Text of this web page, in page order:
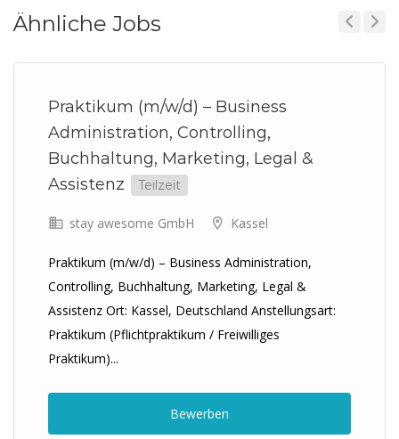
Ähnliche Jobs
Praktikum (m/w/d) – Business
Administration, Controlling,
Buchhaltung, Marketing, Legal &
Assistenz
Teilzeit
stay awesome GmbH Kassel
Praktikum (m/w/d) – Business Administration,
Controlling, Buchhaltung, Marketing, Legal &
Assistenz Ort: Kassel, Deutschland Anstellungsart:
Praktikum (Pflichtpraktikum / Freiwilliges
Praktikum)...
Bewerben